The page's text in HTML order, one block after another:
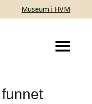
Museum i HVM